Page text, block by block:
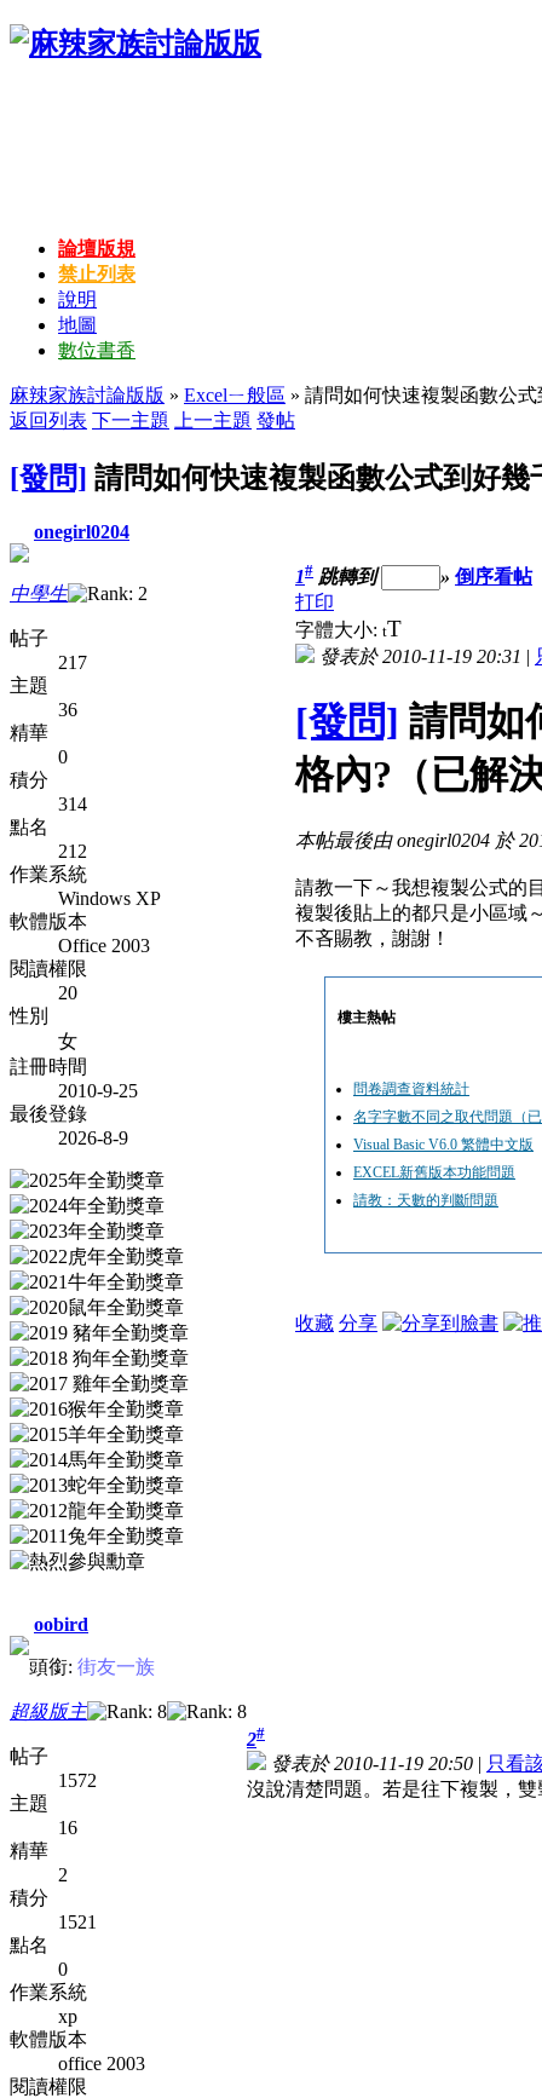
論壇版規
禁止列表
說明
地圖
數位書香
麻辣家族討論版版 » Excelㄧ般區 » 請問如何快速複製函數公
返回列表 下一主題 上一主題 發帖
[發問] 請問如何快速複製函數公式到好
onegirl0204
中學生
帖子
217
主題
36
精華
0
積分
314
點名
212
作業系統
Windows XP
軟體版本
Office 2003
閱讀權限
20
性別
女
註冊時間
2010-9-25
最後登錄
2026-8-9
1# 跳轉到 » 倒序看帖
打印
字體大小: tT
發表於 2010-11-19 20:31 |
[發問] 請問如
格內?（已解
本帖最後由 onegirl0204 於
請教一下～我想複製公式的
複製後貼上的都只是小區域
不吝賜教，謝謝！
樓主熱帖
問卷調查資料統計
名字字數不同之取代問題（
Visual Basic V6.0 繁體中文版
EXCEL新舊版本功能問題
請教：天數的判斷問題
收藏 分享
oobird
頭銜: 街友一族
超級版主
帖子
1572
主題
16
精華
2
積分
1521
點名
0
作業系統
xp
軟體版本
office 2003
閱讀權限
2#
發表於 2010-11-19 20:50 | 只看
沒說清楚問題。若是往下複製，